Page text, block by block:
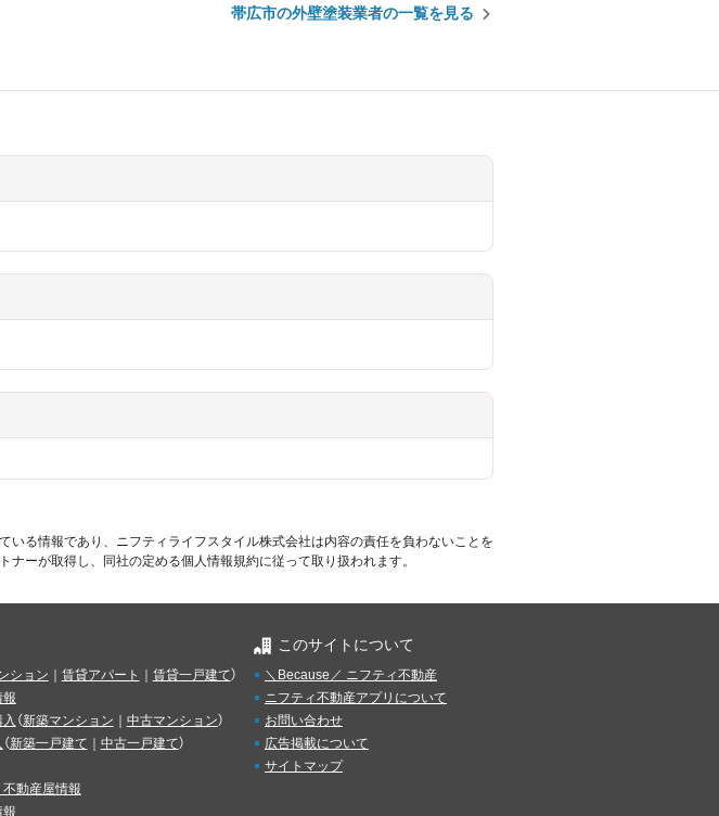
帯広市の外壁塗装業者の一覧を見る
る情報であり、ニフティライフスタイル株式会社は内容の責任を負わないことを
ーが取得し、同社の定める個人情報規約に従って取り扱われます。
ション 賃貸アパート 賃貸一戸建て）
報
（新築マンション 中古マンション）
（新築一戸建て 中古一戸建て）
動産屋情報
報
このサイトについて
＼Because／ ニフティ不動産
ニフティ不動産アプリについて
お問い合わせ
広告掲載について
サイトマップ